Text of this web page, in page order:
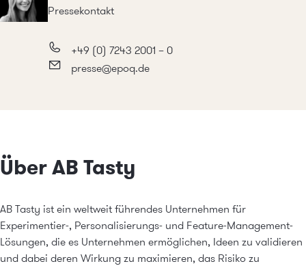
Pressekontakt
+49 (0) 7243 2001 – 0
presse@epoq.de
Über AB Tasty
AB Tasty ist ein weltweit führendes Unternehmen für
Experimentier-, Personalisierungs- und Feature-Management-
Lösungen, die es Unternehmen ermöglichen, Ideen zu validieren
und dabei deren Wirkung zu maximieren, das Risiko zu